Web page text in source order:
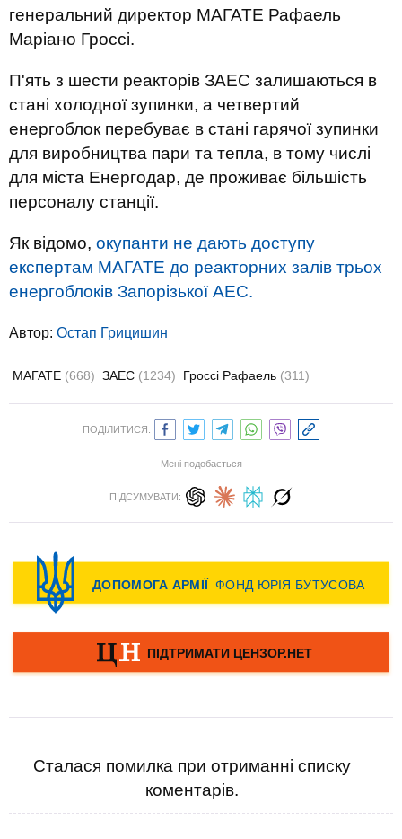
генеральний директор МАГАТЕ Рафаель
Маріано Гроссі.
П'ять з шести реакторів ЗАЕС залишаються в
стані холодної зупинки, а четвертий
енергоблок перебуває в стані гарячої зупинки
для виробництва пари та тепла, в тому числі
для міста Енергодар, де проживає більшість
персоналу станції.
Як відомо, окупанти не дають доступу
експертам МАГАТЕ до реакторних залів трьох
енергоблоків Запорізької АЕС.
Автор: Остап Грицишин
МАГАТЕ (668) ЗАЕС (1234) Гроссі Рафаель (311)
ПОДІЛИТИСЯ:
Мені подобається
ПІДСУМУВАТИ:
Сталася помилка при отриманні списку
коментарів.